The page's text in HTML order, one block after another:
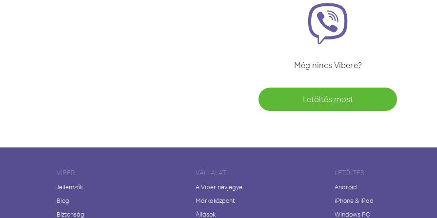
Még nincs Vibere?
Letöltés most
VIBER
Jellemzők
Blog
Biztonság
VÁLLALAT
A Viber névjegye
Márkaközpont
Állások
LETÖLTÉS
Android
iPhone & iPad
Windows PC